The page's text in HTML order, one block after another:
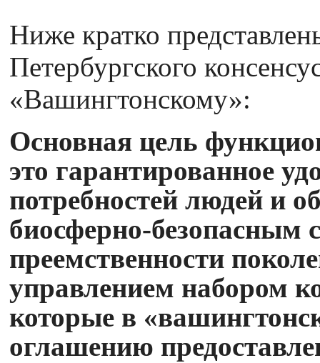
Ниже кратко
Петербургского
«Вашингтонскому»:
Основная цель
это гарантированное
потребностей людей и
биосферно-безопасным
преемственности
управлением набором
которые в
оглашению